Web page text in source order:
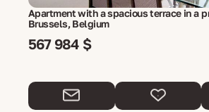
Apartment with a spacious terrace in a
Brussels, Belgium
567 984 $